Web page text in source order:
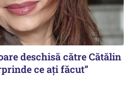
deschisă către Cătălin
ce ați făcut”